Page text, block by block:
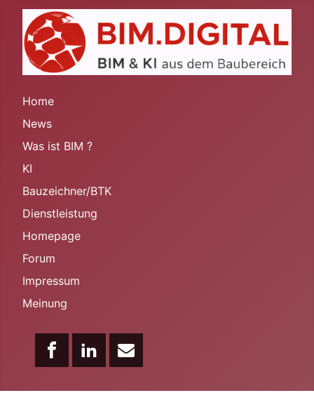
Home
News
Was ist BIM ?
KI
Bauzeichner/BTK
Dienstleistung
Homepage
Forum
Impressum
Meinung